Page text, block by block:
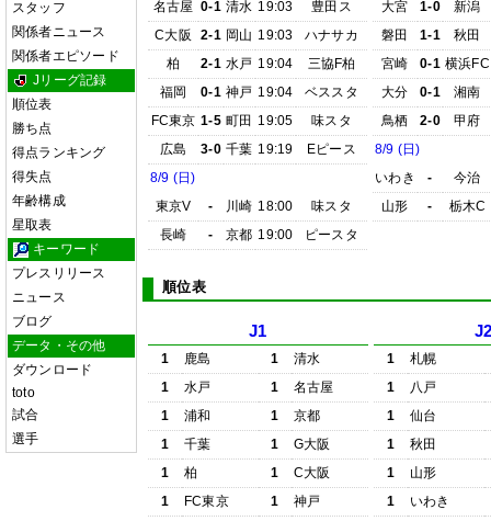
スタッフ
関係者ニュース
関係者エピソード
Jリーグ記録
順位表
勝ち点
得点ランキング
得失点
年齢構成
星取表
キーワード
プレスリリース
ニュース
ブログ
データ・その他
ダウンロード
toto
試合
選手
名古屋 0-1 清水 19:03
豊田ス
C大阪
2-1 岡山 19:03
ハナサカ
柏
2-1 水戸 19:04
三協F柏
福岡
0-1 神戸 19:04
ベススタ
FC東京 1-5 町田 19:05
味スタ
広島
3-0 千葉 19:19
Eピース
8/9 (日)
東京V
- 川崎 18:00
味スタ
長崎
- 京都 19:00 ピースタ
大宮
1-0
新潟
磐田
1-1
秋田
宮崎
0-1 横浜FC
大分
0-1
湘南
鳥栖
2-0
甲府
8/9 (日)
いわき
-
今治
山形
- 栃木C
順位表
J1
1 鹿島 1
清水
1
水戸 1
名古屋
1
浦和 1
京都
1
千葉 1
G大阪
1
柏 1
C大阪
1
FC東京 1
神戸
1
札幌
1
八戸
1
仙台
1
秋田
1
山形
1
いわき